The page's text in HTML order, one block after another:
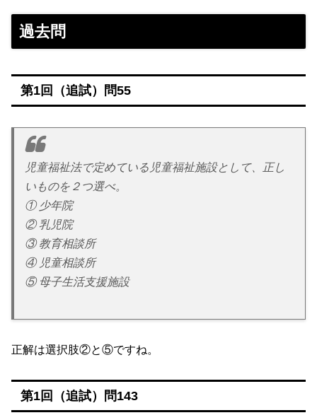
過去問
第1回（追試）問55
児童福祉法で定めている児童福祉施設として、正し
いものを２つ選べ。
① 少年院
② 乳児院
③ 教育相談所
④ 児童相談所
⑤ 母子生活支援施設
正解は選択肢②と⑤ですね。
第1回（追試）問143